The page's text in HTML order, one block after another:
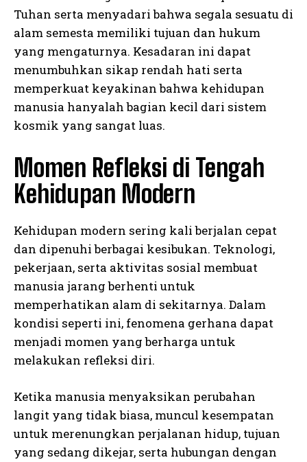
Tuhan serta menyadari bahwa segala sesuatu di
alam semesta memiliki tujuan dan hukum
yang mengaturnya. Kesadaran ini dapat
menumbuhkan sikap rendah hati serta
memperkuat keyakinan bahwa kehidupan
manusia hanyalah bagian kecil dari sistem
kosmik yang sangat luas.
Momen Refleksi di Tengah
Kehidupan Modern
Kehidupan modern sering kali berjalan cepat
dan dipenuhi berbagai kesibukan. Teknologi,
pekerjaan, serta aktivitas sosial membuat
manusia jarang berhenti untuk
memperhatikan alam di sekitarnya. Dalam
kondisi seperti ini, fenomena gerhana dapat
menjadi momen yang berharga untuk
melakukan refleksi diri.
Ketika manusia menyaksikan perubahan
langit yang tidak biasa, muncul kesempatan
untuk merenungkan perjalanan hidup, tujuan
yang sedang dikejar, serta hubungan dengan